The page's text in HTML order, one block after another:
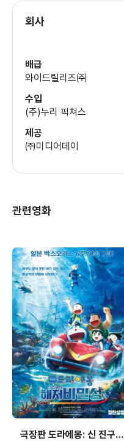
회사
배급
와이드릴리즈㈜
수입
(주)누리 픽쳐스
제공
㈜미디어데이
관련영화
극장판 도라에몽: 신 진구의